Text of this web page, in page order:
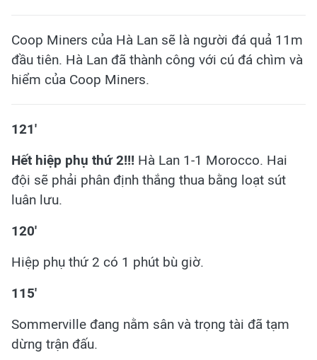
Coop Miners của Hà Lan sẽ là người đá quả 11m
đầu tiên. Hà Lan đã thành công với cú đá chìm và
hiểm của Coop Miners.
121'
Hết hiệp phụ thứ 2!!! Hà Lan 1-1 Morocco. Hai
đội sẽ phải phân định thắng thua bằng loạt sút
luân lưu.
120'
Hiệp phụ thứ 2 có 1 phút bù giờ.
115'
Sommerville đang nằm sân và trọng tài đã tạm
dừng trận đấu.